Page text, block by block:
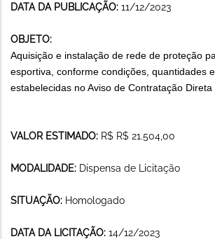
DATA DA PUBLICAÇÃO: 11/12/2023
OBJETO:
Aquisição e instalação de rede de proteção
esportiva , conforme condições, quantidades
estabelecidas no Aviso de Contratação Direta
VALOR ESTIMADO: R$ R$ 21.504,00
MODALIDADE: Dispensa de Licitação
SITUAÇÃO: Homologado
DATA DA LICITAÇÃO: 14/12/2023